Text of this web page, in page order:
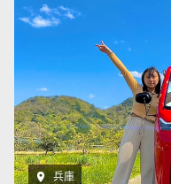
兵庫